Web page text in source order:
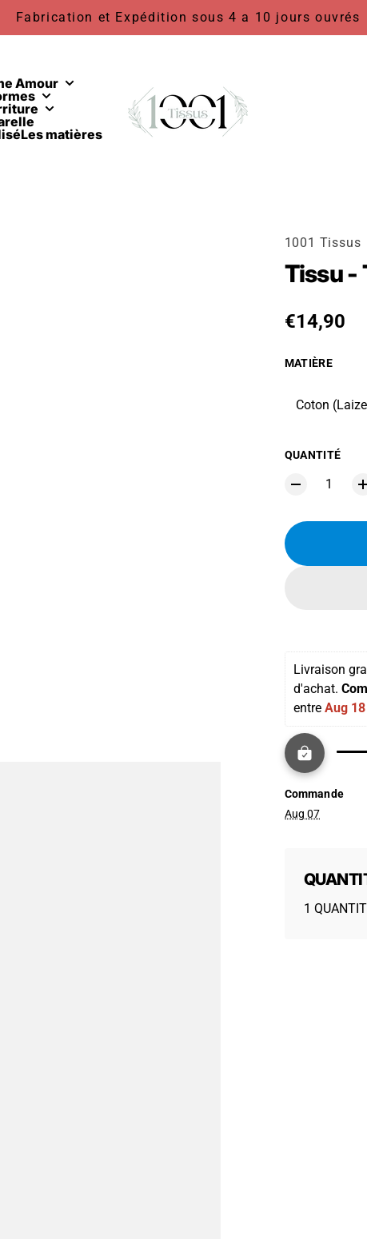
Fabrication et Expédition sous 4 a 10 jours ouvrés
Amour
Les matières
1001 Tissus
Tissu -
Prix
€14,90
MATIÈRE
Coton
QUANTITÉ
Livraison
d'achat.
entre Aug 18
Commande
Aug 07
1